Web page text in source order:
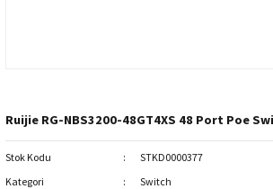
Ruijie RG-NBS3200-48GT4XS 48 Port Poe
Stok Kodu
STKD0000377
Kategori
Switch